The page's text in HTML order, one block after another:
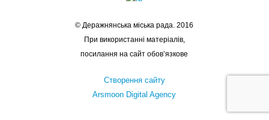
© Деражнянська міська рада. 2016
При використанні матеріалів,
посилання на сайт обов’язкове
Створення сайту
Arsmoon Digital Agency